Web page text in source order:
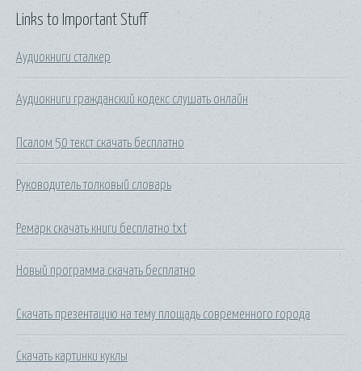
Links to Important Stuff
Аудиокниги сталкер
Аудиокниги гражданский кодекс слушать онлайн
Псалом 50 текст скачать бесплатно
Руководитель толковый словарь
Ремарк скачать книги бесплатно txt
Новый программа скачать бесплатно
Скачать презентацию на тему площадь современного города
Скачать картинки куклы